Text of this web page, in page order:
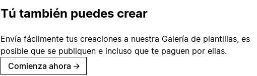
Tú también puedes crear
Envía fácilmente tus creaciones a nuestra Galería de plantillas, es
posible que se publiquen e incluso que te paguen por ellas.
Comienza ahora →